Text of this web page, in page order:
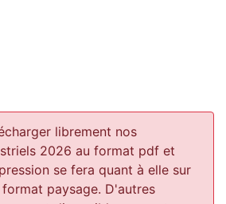
librement nos
2026 au format pdf et
se fera quant à elle sur
paysage. D'autres